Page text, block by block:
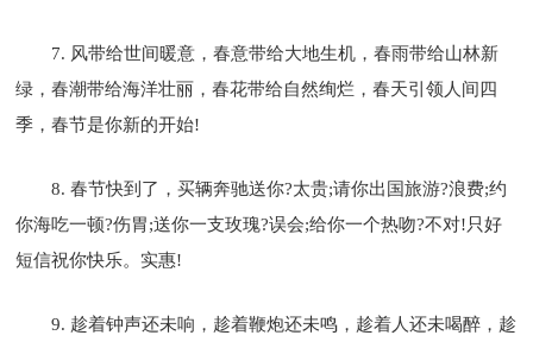
7. 风带给世间暖意，春意带给大地生机，春雨带给山林新
绿，春潮带给海洋壮丽，春花带给自然绚烂，春天引领人间四
季，春节是你新的开始!
8. 春节快到了，买辆奔驰送你?太贵;请你出国旅游?浪费;约
你海吃一顿?伤胃;送你一支玫瑰?误会;给你一个热吻?不对!只好
短信祝你快乐。实惠!
9. 趁着钟声还未响，趁着鞭炮还未鸣，趁着人还未喝醉，趁